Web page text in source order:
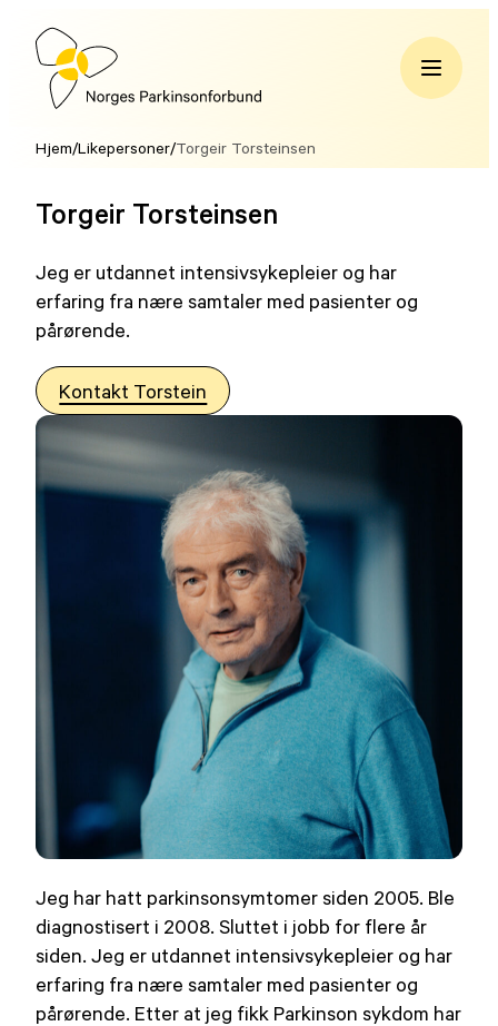
Hopp
innholdNorges
Hjem/Likepersoner/Torgeir Torsteinsen
Torgeir Torsteinsen
Jeg er utdannet intensivsykepleier og har
erfaring fra nære samtaler med pasienter og
pårørende.
Kontakt Torstein
Jeg har hatt parkinsonsymtomer siden 2005. Ble
diagnostisert i 2008. Sluttet i jobb for flere år
siden. Jeg er utdannet intensivsykepleier og har
erfaring fra nære samtaler med pasienter og
pårørende. Etter at jeg fikk Parkinson sykdom har